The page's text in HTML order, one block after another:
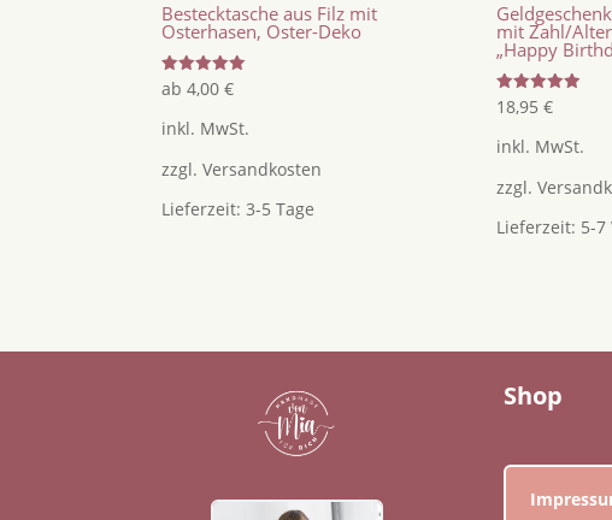
Bestecktasche aus Filz mit
Osterhasen, Oster-Deko
Bewertet
mit
von 5
ab4,00€
inkl. MwSt.
zzgl.Versandkosten
Lieferzeit:3-5 Tage
mit Zahl/
„Happy
Bewertet
mit
von 5
18,95€
inkl. MwSt.
zzgl.
Lieferzeit: 5-7
Shop